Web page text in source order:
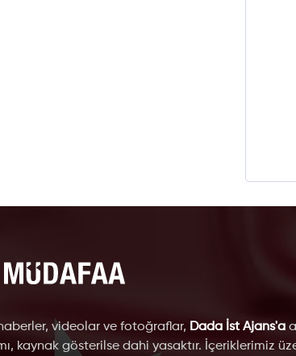
videolar ve fotoğraflar, Dada İst Ajans'a
kaynak gösterilse dahi yasaktır. İçeriklerimiz